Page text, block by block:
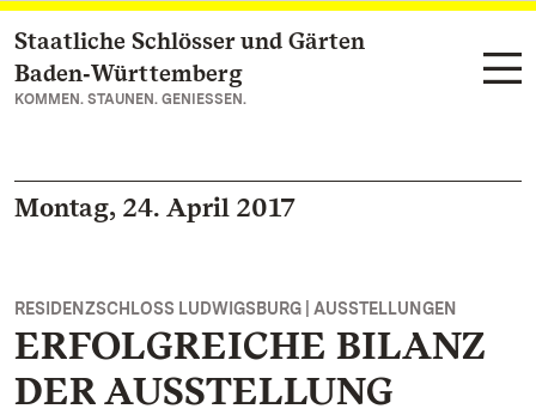
Zum Hauptinhalt springen
Staatliche Schlösser und Gärten
Baden‑Württemberg
KOMMEN. STAUNEN. GENIESSEN.
Montag, 24. April 2017
RESIDENZSCHLOSS LUDWIGSBURG | AUSSTELLUNGEN
ERFOLGREICHE BILANZ
DER AUSSTELLUNG